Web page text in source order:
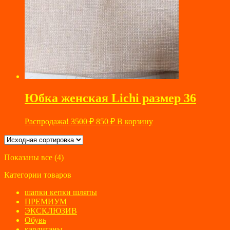
Юбка женская Lichi размер 36
Распродажа! 3500₽ Первоначальная
850 ₽Текущая
цена:
В корзину
Показаны все (4)
Категории товаров
шапки кепки шляпы
ПРЕМИУМ
ЭКСКЛЮЗИВ
Обувь